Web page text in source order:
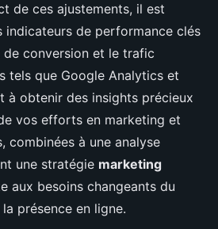
de ces ajustements, il est
indicateurs de performance clés
de conversion et le trafic
tels que Google Analytics et
à obtenir des insights précieux
vos efforts en marketing et
combinées à une analyse
une stratégie marketing
aux besoins changeants du
présence en ligne.